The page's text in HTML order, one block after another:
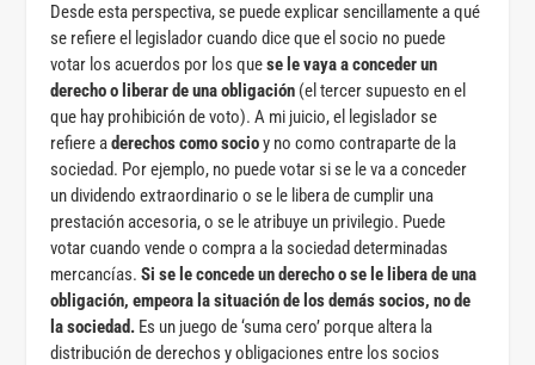
Desde esta perspectiva, se puede explicar sencillamente a qué
se refiere el legislador cuando dice que el socio no puede
votar los acuerdos por los quese le vaya a conceder un
derecho o liberar de una obligación (el tercer supuesto en el
que hay prohibición de voto). A mi juicio, el legislador se
refiere aderechos como socioy no como contraparte de la
sociedad. Por ejemplo, no puede votar si se le va a conceder
un dividendo extraordinario o se le libera de cumplir una
prestación accesoria, o se le atribuye un privilegio. Puede
votar cuando vende o compra a la sociedad determinadas
mercancías.Si se le concede un derecho o se le libera de una
obligación, empeora la situación de los demás socios, no de
la sociedad. Es un juego de ‘suma cero’ porque altera la
distribución de derechos y obligaciones entre los socios